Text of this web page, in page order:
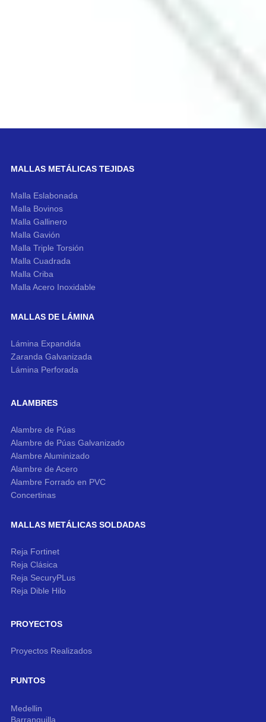
MALLAS METÁLICAS TEJIDAS
Malla Eslabonada
Malla Bovinos
Malla Gallinero
Malla Gavión
Malla Triple Torsión
Malla Cuadrada
Malla Criba
Malla Acero Inoxidable
MALLAS DE LÁMINA
Lámina Expandida
Zaranda Galvanizada
Lámina Perforada
ALAMBRES
Alambre de Púas
Alambre de Púas Galvanizado
Alambre Aluminizado
Alambre de Acero
Alambre Forrado en PVC
Concertinas
MALLAS METÁLICAS SOLDADAS
Reja Fortinet
Reja Clásica
Reja SecuryPLus
Reja Dible Hilo
PROYECTOS
Proyectos Realizados
PUNTOS
Medellin
Barranquilla